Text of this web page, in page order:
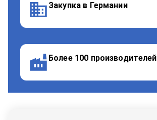
Закупка в Германии
Более 100 производителей